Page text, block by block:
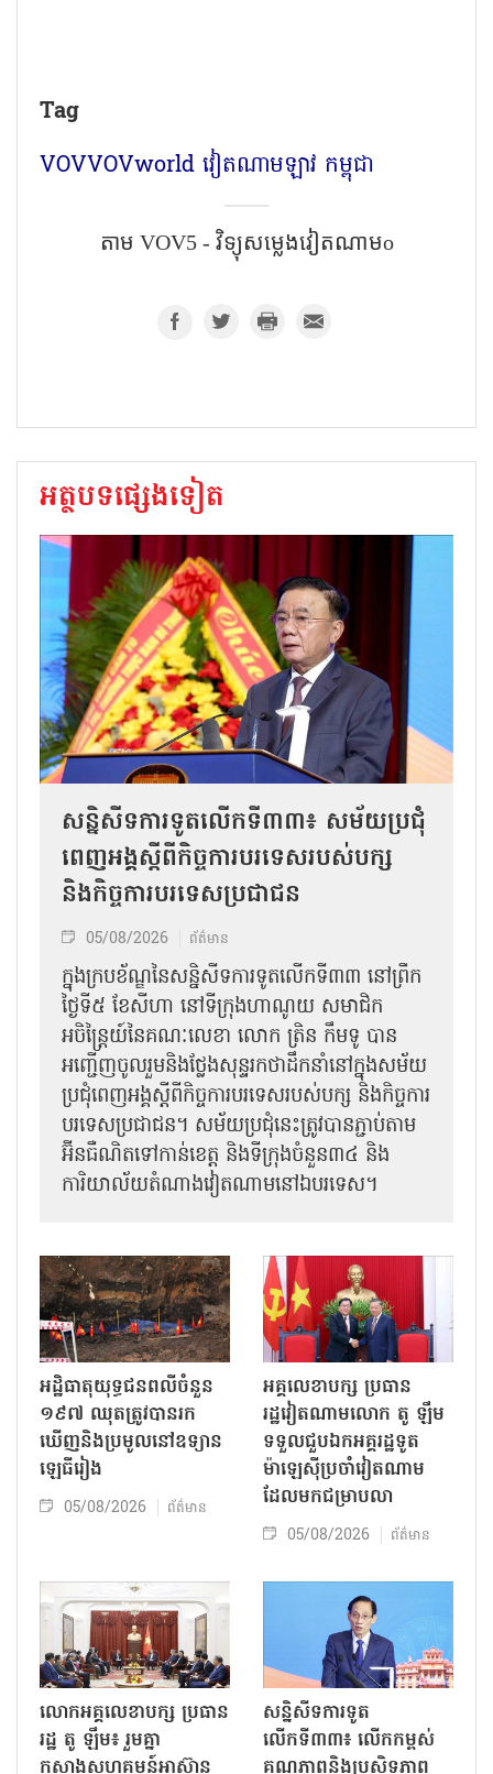
Tag
VOVVOVworld វៀតណាមឡាវ កម្ពុជា
តាម​ VOV5 - វិទ្យុសម្លេងវៀតណាមo
អត្ថបទផ្សេងទៀត
សន្និសីទការទូតលើកទី៣៣៖ សម័យប្រជុំ
ពេញអង្គស្តីពីកិច្ច​ការបរទេសរបស់​បក្ស
និងកិច្ច​ការបរទេសប្រជាជន
05/08/2026 ព័ត៌មាន
ក្នុងក្របខ័ណ្ឌនៃសន្និសីទការទូតលើកទី៣៣ នៅព្រឹក
ថ្ងៃទី៥ ខែសីហា នៅទីក្រុងហាណូយ សមាជិក
អចិន្ត្រៃយ៍នៃគណៈលេខា លោក ត្រិន កឹម​ទូ បាន
អញ្ជើញ​ចូលរួមនិងថ្លែងសុន្ទរកថាដឹកនាំនៅក្នុងសម័យ
ប្រជុំពេញអង្គស្តីពី​​កិច្ច​ការបរទេសរបស់​បក្ស និងកិច្ច​ការ
បរទេស​ប្រជាជន។ សម័យប្រជុំនេះត្រូវបានភ្ជាប់តាម
អ៊ីនធឺណិតទៅកាន់ខេត្ត និងទីក្រុងចំនួន៣៤ និង
ការិយាល័យតំណាងវៀតណាមនៅឯ​បរទេស។
អដ្ឋិធាតុយុទ្ធជនពលីចំនួន
១៩៧ ឈុតត្រូវបានរក
ឃើញនិងប្រមូលនៅឧទ្យាន
ឡេធីរៀង
05/08/2026 ព័ត៌មាន
អគ្គលេខាបក្ស ប្រធាន
រដ្ឋវៀតណាមលោក តូ ឡឹម
ទទួលជួបឯកអគ្គរដ្ឋទូត
ម៉ាឡេស៊ីប្រចាំវៀតណាម
ដែលមកជម្រាបលា
05/08/2026 ព័ត៌មាន
លោក​អគ្គលេខាបក្ស ប្រធាន
រដ្ឋ តូ ឡឹម៖ រួមគ្នា
កសាងសហគមន៍អាស៊ាន
សន្និសីទការទូត
លើកទី៣៣៖ លើក​កម្ពស់
គុណភាពនិងប្រសិទ្ធភាព